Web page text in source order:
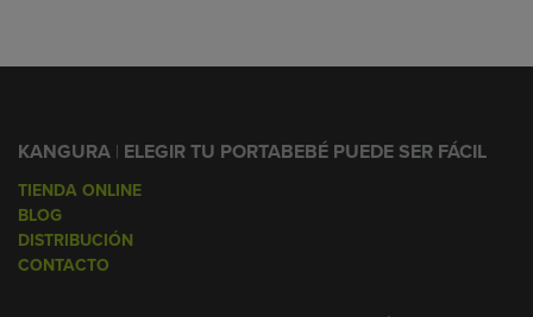
KANGURA | ELEGIR TU PORTABEBÉ PUEDE SER FÁCIL
TIENDA ONLINE
BLOG
DISTRIBUCIÓN
CONTACTO